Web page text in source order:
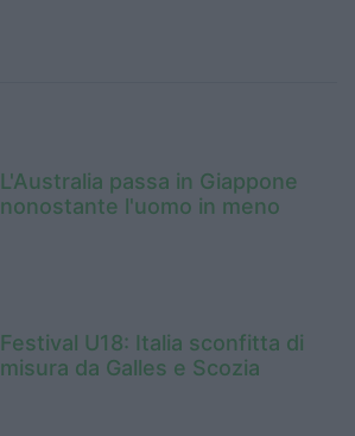
L'Australia passa in Giappone
nonostante l'uomo in meno
Festival U18: Italia sconfitta di
misura da Galles e Scozia